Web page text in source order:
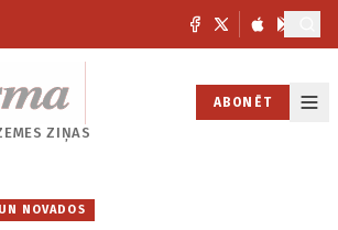
ZIŅAS
ABONĒT
NOVADOS